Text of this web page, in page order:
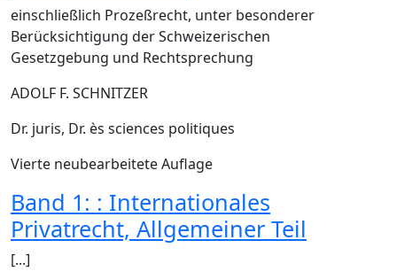
einschließlich Prozeßrecht, unter besonderer
Berücksichtigung der Schweizerischen
Gesetzgebung und Rechtsprechung
ADOLF F. SCHNITZER
Dr. juris, Dr. ès sciences politiques
Vierte neubearbeitete Auflage
Band 1: : Internationales
Privatrecht, Allgemeiner Teil
[...]